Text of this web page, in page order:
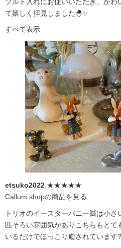
て嬉しく拝見しました🐣✨
すべて表示
etsuko2022 ★★★★★
Callum shopの商品を見る
トリオのイースターバニー👯は小
匹そろい雰囲気がありこちらもと
いるだけでほっこり癒されています?️